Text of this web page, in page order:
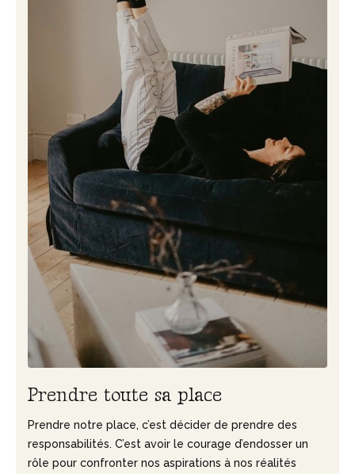
Prendre toute sa place
Prendre notre place, c’est décider de prendre des
responsabilités. C’est avoir le courage d’endosser un
rôle pour confronter nos aspirations à nos réalités